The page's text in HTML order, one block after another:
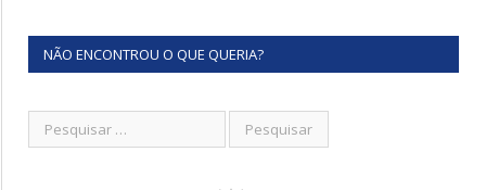
NÃO ENCONTROU O QUE QUERIA?